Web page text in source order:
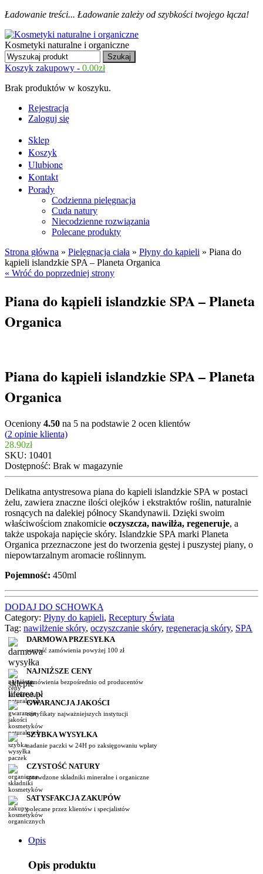
Ładowanie treści... Ładowanie zależy od szybkości twojego łącza!
Kosmetyki naturalne i organiczne
Koszyk zakupowy - 0.00zł
Brak produktów w koszyku.
Rejestracja
Zaloguj się
Sklep
Koszyk
Ulubione
Kontakt
Porady
Codzienna pielęgnacja
Cuda natury
Niecodzienne rozwiązania
Polecane produkty
Strona główna » Pielęgnacja ciała » Płyny do kąpieli » Piana do
kąpieli islandzkie SPA – Planeta Organica
« Wróć do poprzedniej strony
Piana do kąpieli islandzkie SPA – Planeta
Organica
Piana do kąpieli islandzkie SPA – Planeta
Organica
Oceniony 4.50 na 5 na podstawie 2 ocen klientów
(2 opinie klienta)
28.90zł
SKU: 10401
Dostępność: Brak w magazynie
Delikatna antystresowa piana do kąpieli islandzkie SPA w postaci
żelu, zawiera znaczne ilości olejków i ekstraktów roślin, naturalnie
rosnących na dalekiej północy Skandynawii. Dzięki swoim
właściwościom znakomicie oczyszcza, nawilża, regeneruje, a
także uspokaja napięcie skóry. Islandzkie SPA marki Planeta
Organica przeznaczone jest do tworzenia gęstej i puszystej piany, o
niepowtarzalnym aromacie roślinnym.
Pojemność: 450ml
DODAJ DO SCHOWKA
Category: Płyny do kąpieli, Receptury Świata
Tag: nawilżenie skóry, oczyszczanie skóry, regeneracja skóry, SPA
DARMOWA PRZESYŁKA
wartość zamówienia powyżej 100 zł
NAJNIŻSZE CENY
zamówienia bezpośrednio od producentów
GWARANCJA JAKOŚCI
certyfikaty najważniejszych instytucji
SZYBKA WYSYŁKA
nadanie paczki w 24H po zaksięgowaniu wpłaty
CZYSTOŚĆ NATURY
sprawdzone składniki mineralne i organiczne
SATYSFAKCJA ZAKUPÓW
polecane przez klientów i specjalistów
Opis
Opis produktu